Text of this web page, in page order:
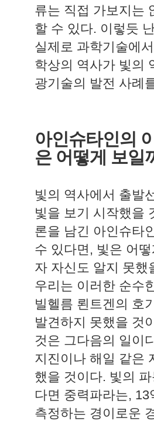
류는 직접 가보지는
할 수 있다. 이렇듯
실제로 과학기술에
학상의 역사가 빛의
광기술의 발전 사례
아인슈타인의
은 어떻게 보일
빛의 역사에서 출발
빛을 보기 시작했을
론을 남긴 아인슈타
수 있다면 , 빛은 어
자 자신도 알지 못했
우리는 이러한 순수
빌헬름 뢴트겐의 호
발견하지 못했을 것
것은 그다음의 일이
지진이나 해일 같은
했을 것이다. 빛의
다면 중력파라는, 13
측정하는 경이로운